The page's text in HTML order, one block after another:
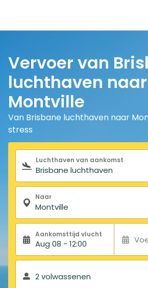
Vervoer van
luchthaven naar
Montville
Van Brisbane luchthaven naar
stress
Zoekformulier
Luchthaven van aankomst
Naar
Aankomsttijd vlucht
Aug 08 - 12:00
2 volwassenen